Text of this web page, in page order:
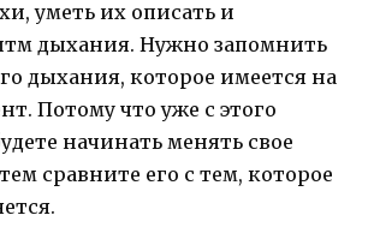
уметь их описать и
дыхания. Нужно запомнить
дыхания, которое имеется на
Потому что уже с этого
начинать менять свое
сравните его с тем, которое